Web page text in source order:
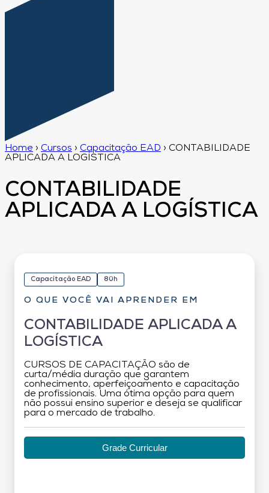
Home › Cursos › Capacitação EAD › CONTABILIDADE
APLICADA A LOGÍSTICA
CONTABILIDADE
APLICADA A LOGÍSTICA
Capacitação EAD 80h
O QUE VOCÊ VAI APRENDER EM
CONTABILIDADE APLICADA A
LOGÍSTICA
CURSOS DE CAPACITAÇÃO são de
curta/média duração que garantem
conhecimento, aperfeiçoamento e capacitação
de profissionais. Uma ótima opção para quem
não possui ensino superior e deseja se qualificar
para o mercado de trabalho.
Grade Curricular